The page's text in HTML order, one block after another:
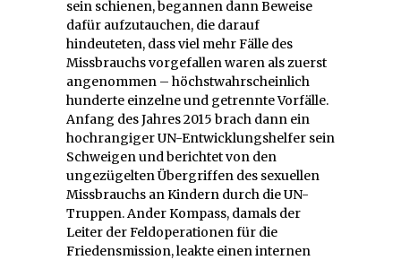
sein schienen, begannen dann Beweise
dafür aufzutauchen, die darauf
hindeuteten, dass viel mehr Fälle des
Missbrauchs vorgefallen waren als zuerst
angenommen – höchstwahrscheinlich
hunderte einzelne und getrennte Vorfälle.
Anfang des Jahres 2015 brach dann ein
hochrangiger UN-Entwicklungshelfer sein
Schweigen und berichtet von den
ungezügelten Übergriffen des sexuellen
Missbrauchs an Kindern durch die UN-
Truppen. Ander Kompass, damals der
Leiter der Feldoperationen für die
Friedensmission, leakte einen internen